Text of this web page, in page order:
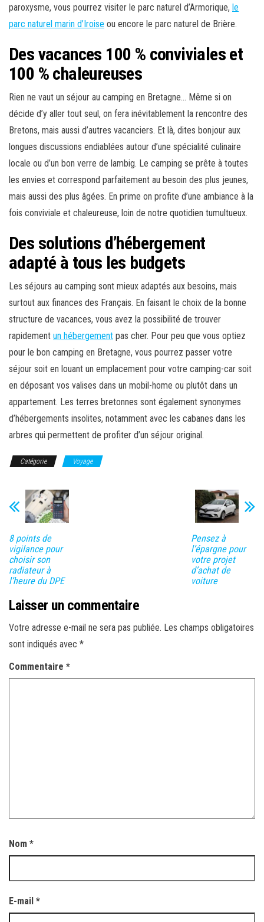
paroxysme, vous pourrez visiter le parc naturel d’Armorique, le
parc naturel marin d’Iroise ou encore le parc naturel de Brière.
Des vacances 100 % conviviales et
100 % chaleureuses
Rien ne vaut un séjour au camping en Bretagne… Même si on
décide d’y aller tout seul, on fera inévitablement la rencontre des
Bretons, mais aussi d’autres vacanciers. Et là, dites bonjour aux
longues discussions endiablées autour d’une spécialité culinaire
locale ou d’un bon verre de lambig. Le camping se prête à toutes
les envies et correspond parfaitement au besoin des plus jeunes,
mais aussi des plus âgées. En prime on profite d’une ambiance à la
fois conviviale et chaleureuse, loin de notre quotidien tumultueux.
Des solutions d’hébergement
adapté à tous les budgets
Les séjours au camping sont mieux adaptés aux besoins, mais
surtout aux finances des Français. En faisant le choix de la bonne
structure de vacances, vous avez la possibilité de trouver
rapidement un hébergement pas cher. Pour peu que vous optiez
pour le bon camping en Bretagne, vous pourrez passer votre
séjour soit en louant un emplacement pour votre camping-car soit
en déposant vos valises dans un mobil-home ou plutôt dans un
appartement. Les terres bretonnes sont également synonymes
d’hébergements insolites, notamment avec les cabanes dans les
arbres qui permettent de profiter d’un séjour original.
Catégorie Voyage
8 points de
vigilance pour
choisir son
radiateur à
l’heure du DPE
Pensez à
l’épargne pour
votre projet
d’achat de
voiture
Laisser un commentaire
Votre adresse e-mail ne sera pas publiée. Les champs obligatoires
sont indiqués avec *
Commentaire *
Nom *
E-mail *